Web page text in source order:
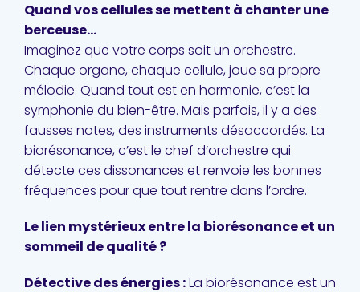
Quand vos cellules se mettent à chanter une
berceuse…
Imaginez que votre corps soit un orchestre.
Chaque organe, chaque cellule, joue sa propre
mélodie. Quand tout est en harmonie, c’est la
symphonie du bien-être. Mais parfois, il y a des
fausses notes, des instruments désaccordés. La
biorésonance, c’est le chef d’orchestre qui
détecte ces dissonances et renvoie les bonnes
fréquences pour que tout rentre dans l’ordre.
Le lien mystérieux entre la biorésonance et un
sommeil de qualité ?
Détective des énergies :La biorésonance est un